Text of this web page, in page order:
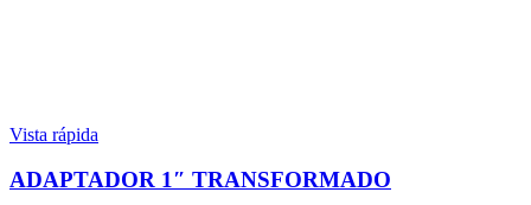
Vista rápida
ADAPTADOR 1″ TRANSFORMADO